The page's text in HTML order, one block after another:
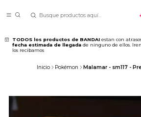
TODOS los productos de BANDAI estan con
fecha estimada de llegada de ninguno de ellos.
los recibamos
Inicio Pokémon Malamar - sm117 -